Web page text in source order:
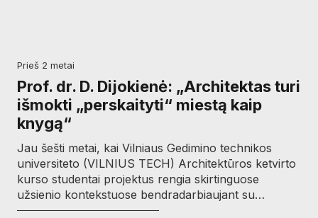
prieš 2 metai
Prof. dr. D. Dijokienė: „Architektas turi
išmokti „perskaityti“ miestą kaip
knygą“
Jau šešti metai, kai Vilniaus Gedimino technikos
universiteto (VILNIUS TECH) Architektūros ketvirto
kurso studentai projektus rengia skirtinguose
užsienio kontekstuose bendradarbiaujant su…